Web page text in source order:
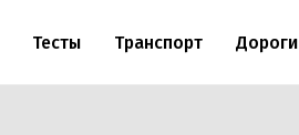
Тесты Транспорт Дороги